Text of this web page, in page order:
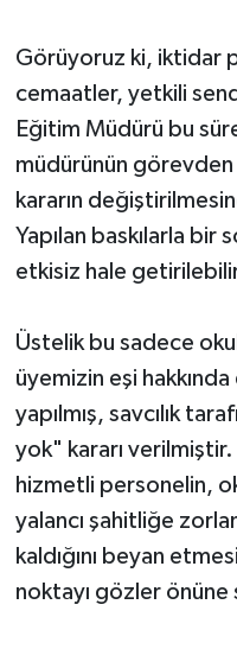
Görüyoruz ki, iktidar
cemaatler, yetkili
Eğitim Müdürü bu
müdürünün görevden
kararın
Yapılan baskılarla bir
etkisiz hale
Üstelik bu sadece
üyemizin eşi hakkında
yapılmış, savcılık
yok" kararı
hizmetli personelin,
yalancı şahitliğe
kaldığını beyan
noktayı gözler